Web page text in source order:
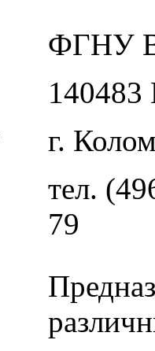
ФГНУ
140483
г.
тел.
79